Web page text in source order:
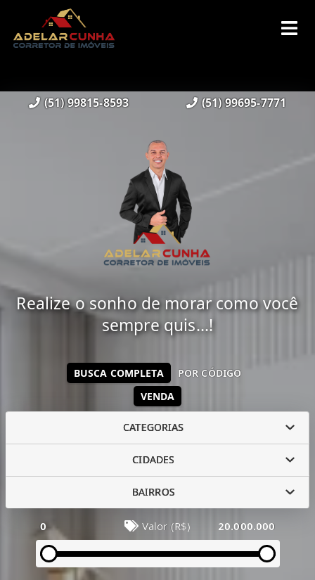
(51) 99815-8593 (51) 99695-7771
Realize o sonho de morar como você
sempre quis...!
VENDA
BUSCA COMPLETA POR CÓDIGO
CATEGORIAS
CIDADES
BAIRROS
0 Valor (R$) 20.000.000